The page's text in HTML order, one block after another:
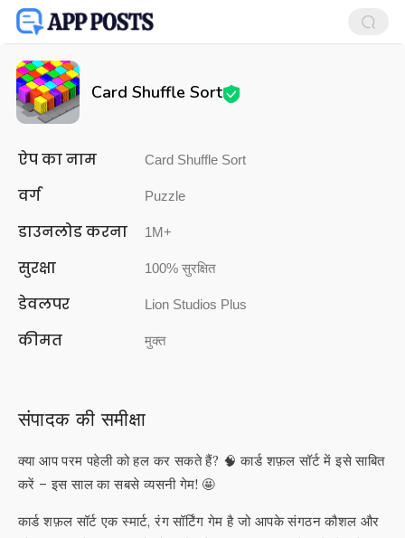
Card Shuffle Sort
ऐप का नाम Card Shuffle Sort
वर्ग Puzzle
डाउनलोड करना 1M+
सुरक्षा 100% सुरक्षित
डेवलपर Lion Studios Plus
कीमत मुक्त
संपादक की समीक्षा
क्या आप परम पहेली को हल कर सकते हैं? 🧠 कार्ड शफ़ल सॉर्ट में इसे साबित
करें – इस साल का सबसे व्यसनी गेम! 🤩
कार्ड शफ़ल सॉर्ट एक स्मार्ट, रंग सॉर्टिंग गेम है जो आपके संगठन कौशल और